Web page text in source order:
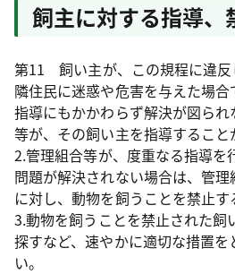
飼主に対する指導、
第11 飼い主が、この規程に違反
隣住民に迷惑や危害を与えた場
指導にもかかわらず解決が図ら
等が、その飼い主を指導すること
2.管理組合等が、度重なる指導を
問題が解決されない場合は、管
に対し、動物を飼うことを禁止す
3.動物を飼うことを禁止された飼
探すなど、速やかに適切な措置
い。